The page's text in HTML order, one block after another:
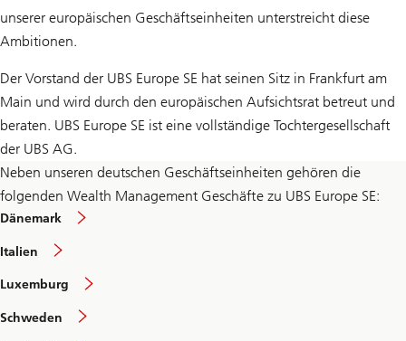
unserer europäischen Geschäftseinheiten unterstreicht diese
Ambitionen.
Der Vorstand der UBS Europe SE hat seinen Sitz in Frankfurt am
Main und wird durch den europäischen Aufsichtsrat betreut und
beraten. UBS Europe SE ist eine vollständige Tochtergesellschaft
der UBS AG.
Neben unseren deutschen Geschäftseinheiten gehören die
folgenden Wealth Management Geschäfte zu UBS Europe SE:
Dänemark
Italien
Luxemburg
Schweden